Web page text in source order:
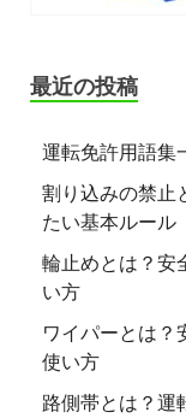
最近の投稿
運転免許用語集
割り込みの禁止
たい基本ルール
輪止めとは？安
い方
ワイパーとは？
使い方
路側帯とは？運